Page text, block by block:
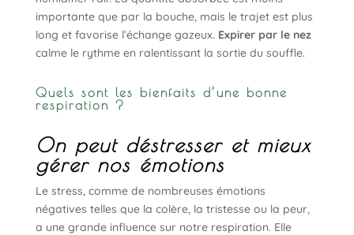
importante que par la bouche, mais le trajet est plus
long et favorise l’échange gazeux. Expirer par le nez
calme le rythme en ralentissant la sortie du souffle.
Quels sont les bienfaits d’une bonne
respiration ?
On peut déstresser et mieux
gérer nos émotions
Le stress, comme de nombreuses émotions
négatives telles que la colère, la tristesse ou la peur,
a une grande influence sur notre respiration. Elle